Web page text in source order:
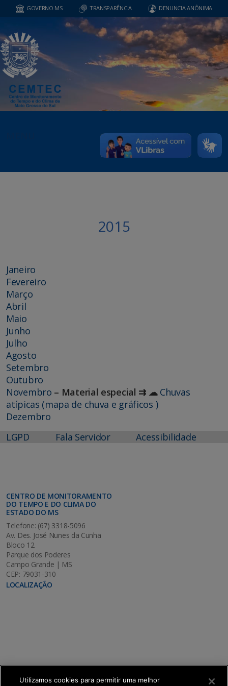
GOVERNO MS TRANSPARÊNCIA DENUNCIA ANÔNIMA
2015
Janeiro
Fevereiro
Março
Abril
Maio
Junho
Julho
Agosto
Setembro
Outubro
Novembro – Material especial ⇉ ☁ Chuvas
atípicas (mapa de chuva e gráficos )
Dezembro
LGPD
Fala Servidor Acessibilidade
CENTRO DE MONITORAMENTO
DO TEMPO E DO CLIMA DO
ESTADO DO MS
Telefone: (67) 3318-5096
Av. Des. José Nunes da Cunha
Bloco 12
Parque dos Poderes
Campo Grande | MS
CEP: 79031-310
LOCALIZAÇÃO
Utilizamos cookies para permitir uma melhor